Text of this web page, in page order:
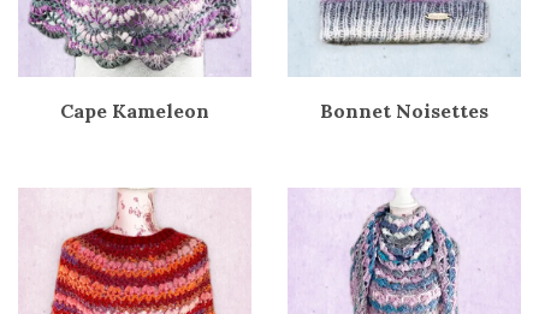
Cape Kameleon Bonnet Noisettes